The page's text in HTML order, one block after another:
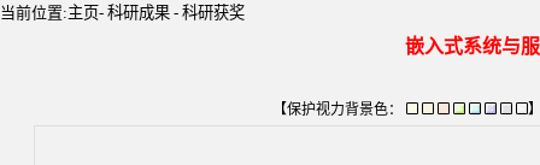
当前位置:主页- 科研成果 - 科研获奖
嵌入式系统与
【保护视力背景色：